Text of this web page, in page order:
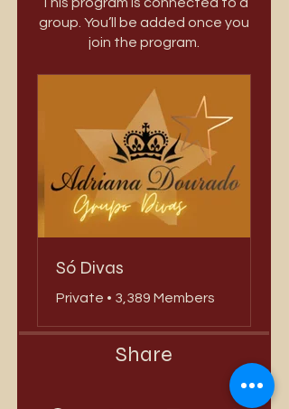
This program is connected to a
group. You’ll be added once you
join the program.
Só Divas
Private • 3,389 Members
Share